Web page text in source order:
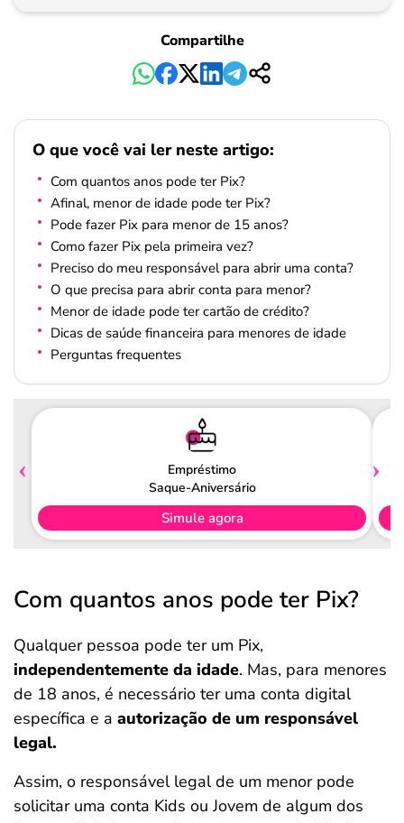
Compartilhe
O que você vai ler neste artigo:
Com quantos anos pode ter Pix?
Afinal, menor de idade pode ter Pix?
Pode fazer Pix para menor de 15 anos?
Como fazer Pix pela primeira vez?
Preciso do meu responsável para abrir uma conta?
O que precisa para abrir conta para menor?
Menor de idade pode ter cartão de crédito?
Dicas de saúde financeira para menores de idade
Perguntas frequentes
Empréstimo
Saque-Aniversário
Simule agora
Com quantos anos pode ter Pix?
Qualquer pessoa pode ter um Pix,
independentemente da idade. Mas, para menores
de 18 anos, é necessário ter uma conta digital
específica e a autorização de um responsável
legal.
Assim, o responsável legal de um menor pode
solicitar uma conta Kids ou Jovem de algum dos